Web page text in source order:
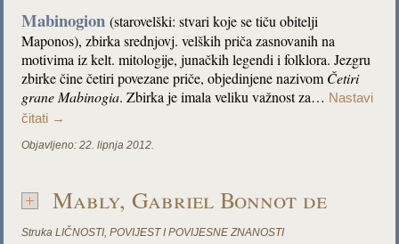
Mabinogion(starovelški: stvari koje se tiču obitelji
Maponos), zbirka srednjovj. velških priča zasnovanih na
motivima iz kelt. mitologije, junačkih legendi i folklora. Jezgru
zbirke čine četiri povezane priče, objedinjene nazivom Četiri
grane Mabinogia. Zbirka je imala veliku važnost za… Nastavi
čitati →
Objavljeno: 22. lipnja 2012.
Mably, Gabriel Bonnot de
Struka LIČNOSTI,POVIJEST I POVIJESNE ZNANOSTI